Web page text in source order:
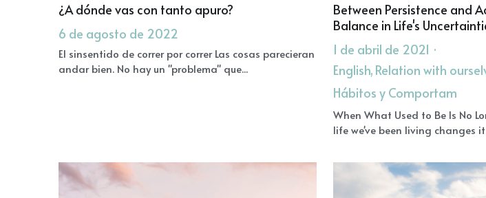
¿A dónde vas con tanto apuro?
6 de agosto de 2022
El sinsentido de correr por correr Las cosas parecieran
andar bien. No hay un "problema" que...
Between Persistence and
Balance in Life's
1 de abril de 2021 ·
English, Relation with
Hábitos y Comportam
When What Used to Be Is No
life we've been living changes